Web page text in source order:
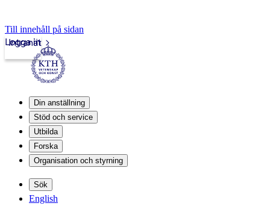
Till innehåll på sidan
Intranät
Logga in
Din anställning
Stöd och service
Utbilda
Forska
Organisation och styrning
Sök
English